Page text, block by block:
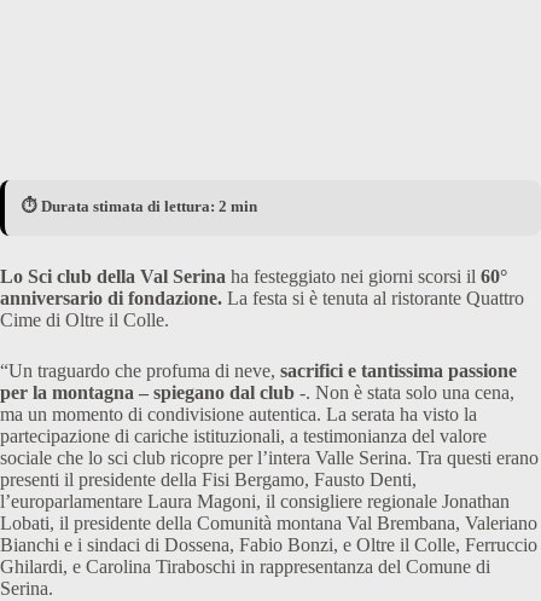
⏱️ Durata stimata di lettura: 2 min
Lo Sci club della Val Serina ha festeggiato nei giorni scorsi il 60°
anniversario di fondazione. La festa si è tenuta al ristorante Quattro
Cime di Oltre il Colle.
“Un traguardo che profuma di neve, sacrifici e tantissima passione
per la montagna – spiegano dal club -. Non è stata solo una cena,
ma un momento di condivisione autentica. La serata ha visto la
partecipazione di cariche istituzionali, a testimonianza del valore
sociale che lo sci club ricopre per l’intera Valle Serina. Tra questi erano
presenti il presidente della Fisi Bergamo, Fausto Denti,
l’europarlamentare Laura Magoni, il consigliere regionale Jonathan
Lobati, il presidente della Comunità montana Val Brembana, Valeriano
Bianchi e i sindaci di Dossena, Fabio Bonzi, e Oltre il Colle, Ferruccio
Ghilardi, e Carolina Tiraboschi in rappresentanza del Comune di
Serina.